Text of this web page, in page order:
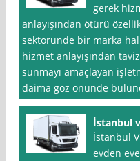
gerek
anlayışından ötürü
sektöründe bir marka
hizmet anlayışından
sunmayı amaçlayan
daima göz önünde
İstanbul
İstanbul
evden